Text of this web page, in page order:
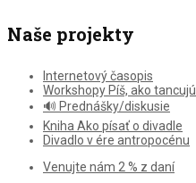
Naše projekty
Internetový časopis
Workshopy Píš, ako tancujú
🔊 Prednášky/diskusie
Kniha Ako písať o divadle
Divadlo v ére antropocénu
Venujte nám 2 % z daní